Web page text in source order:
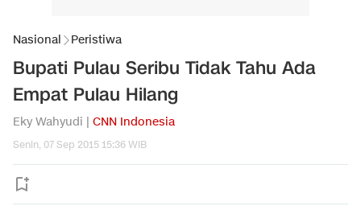
Nasional Peristiwa
Bupati Pulau Seribu Tidak Tahu Ada
Empat Pulau Hilang
Eky Wahyudi | CNN Indonesia
Senin, 07 Sep 2015 15:36 WIB